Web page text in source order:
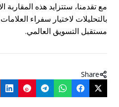
مع تقدمنا، ستتزايد هذه المقاربة
بالتحليلات لاختيار سفراء
مستقبل التسويق العالمي.
Share